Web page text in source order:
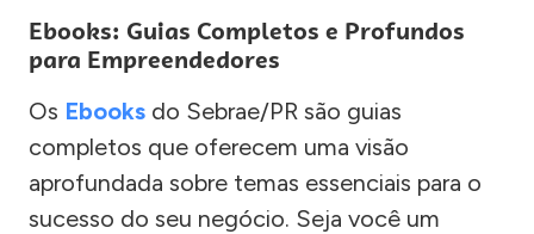
Ebooks: Guias Completos e Profundos
para Empreendedores
Os Ebooks do Sebrae/PR são guias
completos que oferecem uma visão
aprofundada sobre temas essenciais para o
sucesso do seu negócio. Seja você um